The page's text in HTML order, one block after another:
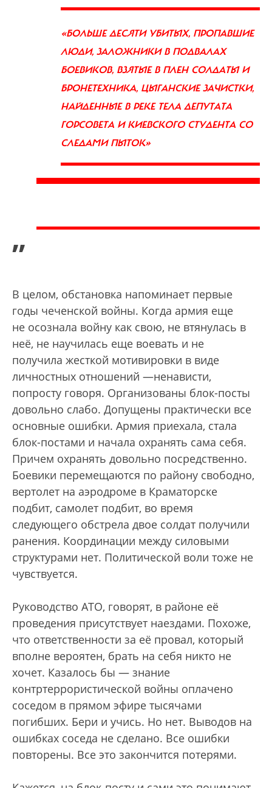
«БОЛЬШЕ ДЕСЯТИ УБИТЫХ, ПРОПАВШИЕ
ЛЮДИ, ЗАЛОЖНИКИ В ПОДВАЛАХ
БОЕВИКОВ, ВЗЯТЫЕ В ПЛЕН СОЛДАТЫ И
БРОНЕТЕХНИКА, ЦЫГАНСКИЕ ЗАЧИСТКИ,
НАЙДЕННЫЕ В РЕКЕ ТЕЛА ДЕПУТАТА
ГОРСОВЕТА И КИЕВСКОГО СТУДЕНТА СО
СЛЕДАМИ ПЫТОК»
”
В целом, обстановка напоминает первые
годы чеченской войны. Когда армия еще
не осознала войну как свою, не втянулась в
неё, не научилась еще воевать и не
получила жесткой мотивировки в виде
личностных отношений —ненависти,
попросту говоря. Организованы блок-посты
довольно слабо. Допущены практически все
основные ошибки. Армия приехала, стала
блок-постами и начала охранять сама себя.
Причем охранять довольно посредственно.
Боевики перемещаются по району свободно,
вертолет на аэродроме в Краматорске
подбит, самолет подбит, во время
следующего обстрела двое солдат получили
ранения. Координации между силовыми
структурами нет. Политической воли тоже не
чувствуется.
Руководство АТО, говорят, в районе её
проведения присутствует наездами. Похоже,
что ответственности за её провал, который
вполне вероятен, брать на себя никто не
хочет. Казалось бы — знание
контртеррористической войны оплачено
соседом в прямом эфире тысячами
погибших. Бери и учись. Но нет. Выводов на
ошибках соседа не сделано. Все ошибки
повторены. Все это закончится потерями.